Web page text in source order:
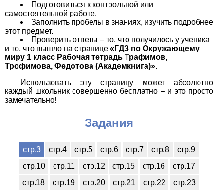
Подготовиться к контрольной или
самостоятельной работе.
Заполнить пробелы в знаниях, изучить подробнее
этот предмет.
Проверить ответы – то, что получилось у ученика
и то, что вышло на странице «ГДЗ по Окружающему
миру 1 класс Рабочая тетрадь Трафимов,
Трофимова, Федотова (Академкнига)».
Использовать эту страницу может абсолютно
каждый школьник совершенно бесплатно – и это просто
замечательно!
Задания
стр.3 стр.4 стр.5 стр.6 стр.7 стр.8
стр.9
стр.10
стр.11 стр.12 стр.15 стр.16
стр.17
стр.18
стр.19 стр.20 стр.21 стр.22
стр.23